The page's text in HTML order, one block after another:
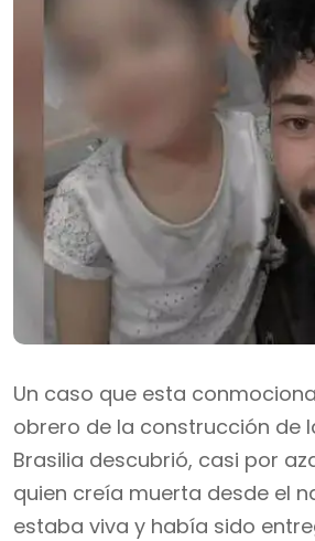
Un caso que esta
obrero de la construcción de
Brasilia descubrió, casi por
quien creía muerta desde el
estaba viva y había sido